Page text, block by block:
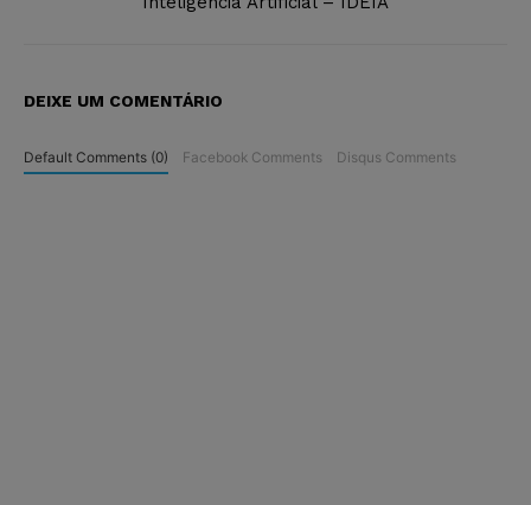
DEIXE UM COMENTÁRIO
Default Comments (0) Facebook Comments Disqus Comments